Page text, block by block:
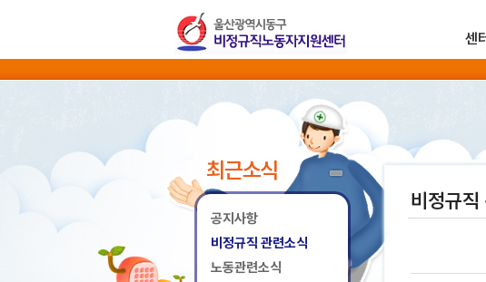
센
최근소식
공지사항
비정규직 관련소식
노동관련소식
비정규직